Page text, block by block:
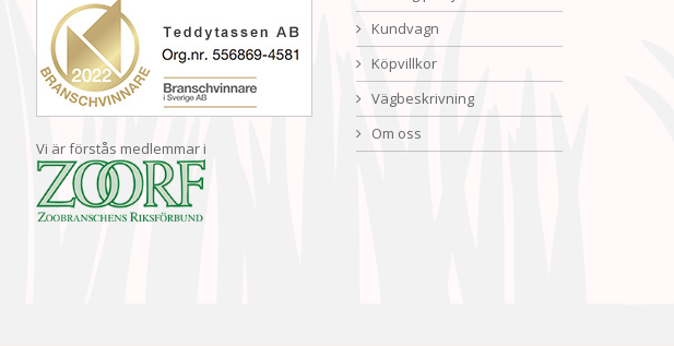
Vi är förstås medlemmar i
Kundvagn
Köpvillkor
Vägbeskrivning
Om oss